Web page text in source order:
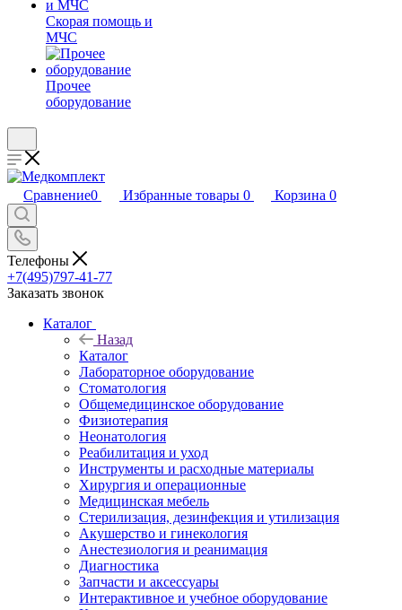
Скорая помощь и
МЧС
Прочее
оборудование
Сравнение0 Избранные товары 0 Корзина 0
Телефоны
+7(495)797-41-77
Заказать звонок
Каталог
Назад
Каталог
Лабораторное оборудование
Стоматология
Общемедицинское оборудование
Физиотерапия
Неонатология
Реабилитация и уход
Инструменты и расходные материалы
Хирургия и операционные
Медицинская мебель
Стерилизация, дезинфекция и утилизация
Акушерство и гинекология
Анестезиология и реанимация
Диагностика
Запчасти и аксессуары
Интерактивное и учебное оборудование